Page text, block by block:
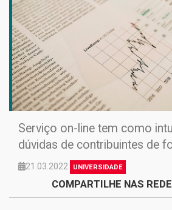
Serviço on-line tem como
dúvidas de contribuintes de
21.03.2022 UNIVERSIDADE
COMPARTILHE NAS